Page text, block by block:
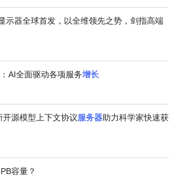
示器全球首发，以全维领先之势，剑指高端
AI全面驱动各项服务增长
源模型上下文协议服务器助力科学家快速获
容量？